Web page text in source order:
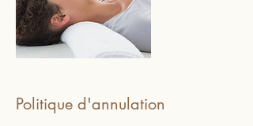
Politique d'annulation